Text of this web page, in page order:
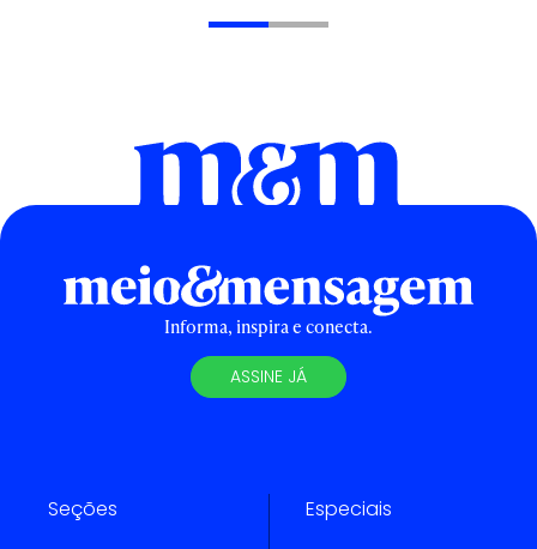
Informa, inspira e conecta.
ASSINE JÁ
Seções Especiais